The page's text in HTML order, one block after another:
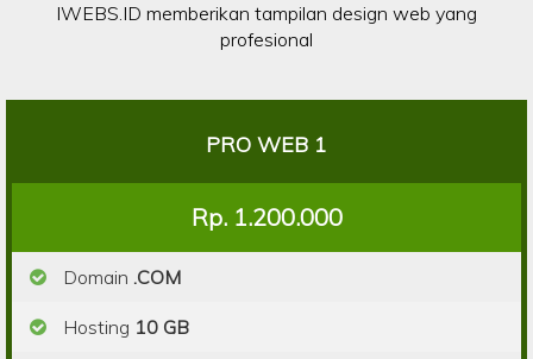
IWEBS.ID memberikan tampilan design web yang
profesional
PRO WEB 1
Rp. 1.200.000
Domain .COM
Hosting 10 GB